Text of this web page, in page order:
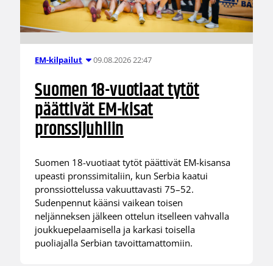
EM-kilpailut 09.08.2026 22:47
Suomen 18-vuotiaat tytöt
päättivät EM-kisat
pronssijuhliin
Suomen 18-vuotiaat tytöt päättivät EM-kisansa
upeasti pronssimitaliin, kun Serbia kaatui
pronssiottelussa vakuuttavasti 75–52.
Sudenpennut käänsi vaikean toisen
neljänneksen jälkeen ottelun itselleen vahvalla
joukkuepelaamisella ja karkasi toisella
puoliajalla Serbian tavoittamattomiin.